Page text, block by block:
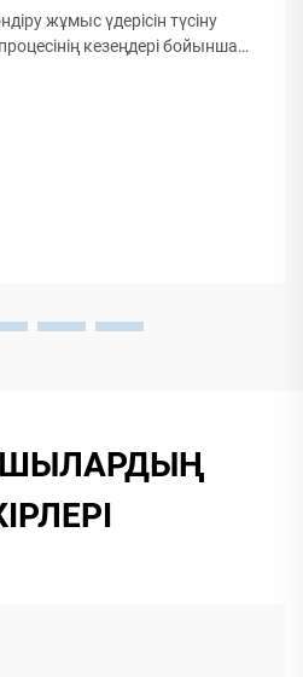
жұмыс үдерісін түсіну
кезеңдері бойынша